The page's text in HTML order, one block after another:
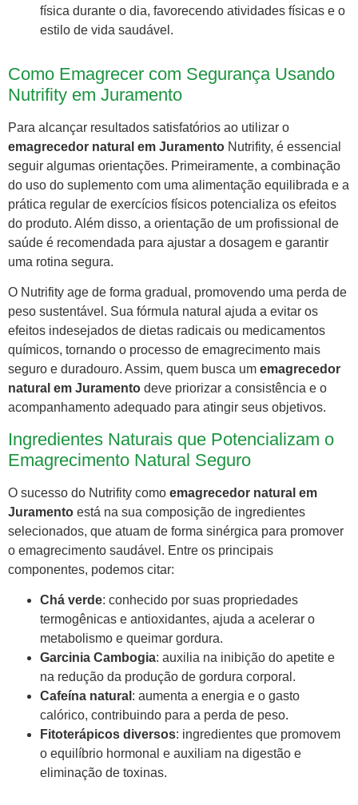
física durante o dia, favorecendo atividades físicas e o
estilo de vida saudável.
Como Emagrecer com Segurança Usando
Nutrifity em Juramento
Para alcançar resultados satisfatórios ao utilizar o
emagrecedor natural em Juramento Nutrifity, é essencial
seguir algumas orientações. Primeiramente, a combinação
do uso do suplemento com uma alimentação equilibrada e a
prática regular de exercícios físicos potencializa os efeitos
do produto. Além disso, a orientação de um profissional de
saúde é recomendada para ajustar a dosagem e garantir
uma rotina segura.
O Nutrifity age de forma gradual, promovendo uma perda de
peso sustentável. Sua fórmula natural ajuda a evitar os
efeitos indesejados de dietas radicais ou medicamentos
químicos, tornando o processo de emagrecimento mais
seguro e duradouro. Assim, quem busca um emagrecedor
natural em Juramento deve priorizar a consistência e o
acompanhamento adequado para atingir seus objetivos.
Ingredientes Naturais que Potencializam o
Emagrecimento Natural Seguro
O sucesso do Nutrifity como emagrecedor natural em
Juramento está na sua composição de ingredientes
selecionados, que atuam de forma sinérgica para promover
o emagrecimento saudável. Entre os principais
componentes, podemos citar:
Chá verde: conhecido por suas propriedades
termogênicas e antioxidantes, ajuda a acelerar o
metabolismo e queimar gordura.
Garcinia Cambogia: auxilia na inibição do apetite e
na redução da produção de gordura corporal.
Cafeína natural : aumenta a energia e o gasto
calórico, contribuindo para a perda de peso.
Fitoterápicos diversos: ingredientes que promovem
o equilíbrio hormonal e auxiliam na digestão e
eliminação de toxinas.